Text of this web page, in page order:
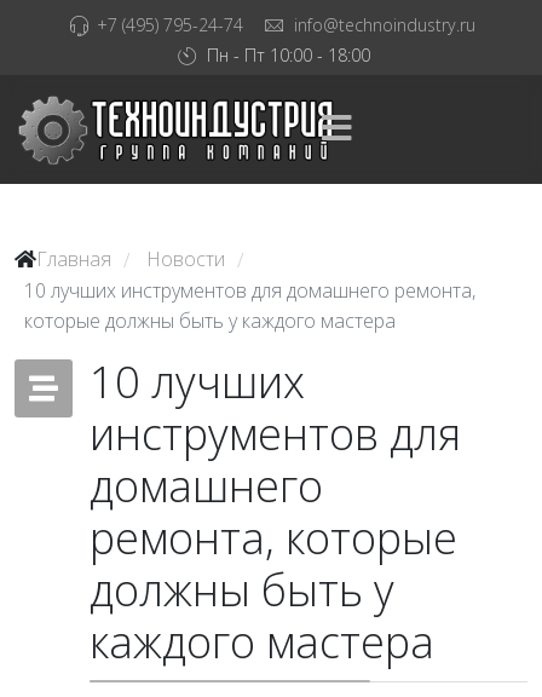
+7 (495) 795-24-74
info@technoindustry.ru
Пн - Пт 10:00 - 18:00
Главная / Новости /
10 лучших инструментов для домашнего ремонта,
которые должны быть у каждого мастера
10 лучших
инструментов для
домашнего
ремонта, которые
должны быть у
каждого мастера